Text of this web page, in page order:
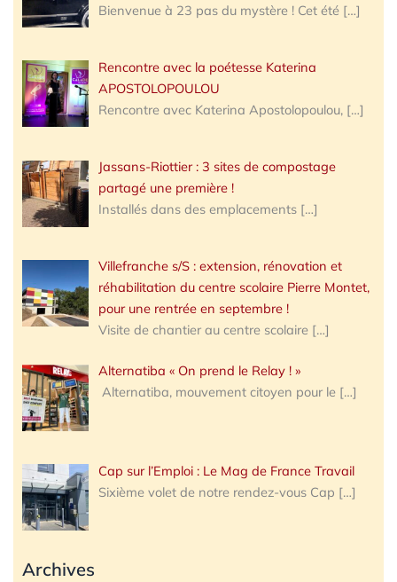
Bienvenue à 23 pas du mystère ! Cet été […]
Rencontre avec la poétesse Katerina
APOSTOLOPOULOU
Rencontre avec Katerina Apostolopoulou, […]
Jassans-Riottier : 3 sites de compostage
partagé une première !
Installés dans des emplacements […]
Villefranche s/S : extension, rénovation et
réhabilitation du centre scolaire Pierre Montet,
pour une rentrée en septembre !
Visite de chantier au centre scolaire […]
Alternatiba « On prend le Relay ! »
Alternatiba, mouvement citoyen pour le […]
Cap sur l’Emploi : Le Mag de France Travail
Sixième volet de notre rendez-vous Cap […]
Archives